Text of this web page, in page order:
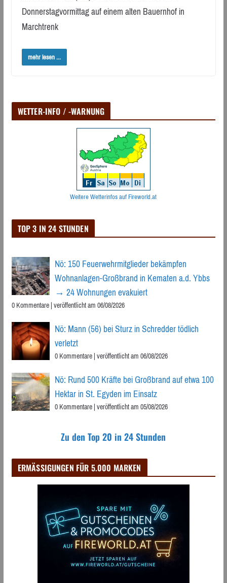
Donnerstagvormittag auf einem alten Bauernhof in
Marchtrenk
mehr lesen ...
WETTER-INFO / -WARNUNG
Weitere Wetterinfos auf Fireworld.at
TOP 3 IN 24 STUNDEN
Nö: 150 Feuerwehrmitglieder bekämpfen
Wohnanlagen-Großbrand in Kematen a.d. Ybbs
→ 24 Wohnungen evakuiert
0 Kommentare|veröffentlicht am 06/08/2026
Nö: Mann (56) bei Sturz in Schredder tödlich
verletzt
0 Kommentare|veröffentlicht am 06/08/2026
Nö: Rund 500 Kräfte bei Großbrand auf etwa 100
Hektar in St. Egyden im Einsatz
0 Kommentare|veröffentlicht am 05/08/2026
Zu den Top 20 in 24 Stunden
ERMÄSSIGUNGEN FÜR 5.000 MARKEN